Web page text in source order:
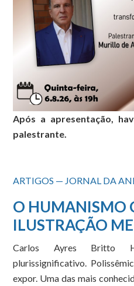
Após a apresentação,
palestrante.
ARTIGOS — JORNAL DA
O HUMANISMO
ILUSTRAÇÃO
Carlos Ayres Britto
plurissignificativo.
expor. Uma das mais